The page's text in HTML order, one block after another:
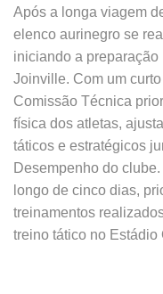
Após a longa viagem
elenco aurinegro se
iniciando a
Joinville. Com um
Comissão Técnica
física dos atletas,
táticos e estratégicos
Desempenho do
longo de cinco dias,
treinamentos
treino tático no